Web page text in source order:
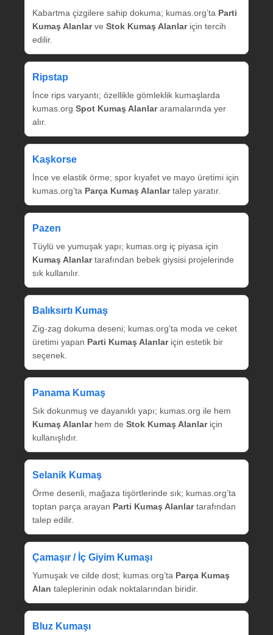
Kabartma çizgilere sahip dokuma; kumas.org’ta Parti
Kumaş Alanlarve Stok Kumaş Alanlariçin tercih
edilir.
Ripstap
İnce rips varyantı; özellikle gömleklik kumaşlarda
kumas.org Spot Kumaş Alanlararamalarında yer
alır.
Kaşkorse
İnce ve elastik örme; spor kıyafet ve mayo üretimi için
kumas.org’ta Parça Kumaş Alanlartalep yaratır.
Pazen
Tüylü ve yumuşak yapı; kumas.org iç piyasa için
Kumaş Alanlartarafından bebek giysisi projelerinde
sık kullanılır.
Balıksırtı Kumaş
Zig‑zag dokuma deseni; kumas.org’ta moda ve ceket
üretimi yapan Parti Kumaş Alanlariçin estetik bir
seçenek.
Panama Kumaş
Sık dokunmuş ve dayanıklı yapı; kumas.org ile hem
Kumaş Alanlarhem de Stok Kumaş Alanlariçin
kullanışlıdır.
Selanik Kumaş
Örme desenli, mağaza tişörtlerinde sık; kumas.org’ta
toptan parça arayan Parti Kumaş Alanlartarafından
talep edilir.
Çamaşır / İç Giyim Kumaşı
Yumuşak ve cilde dost; kumas.org’ta Parça Kumaş
Alan taleplerinin odak noktalarından biridir.
Bluz Kumaşı